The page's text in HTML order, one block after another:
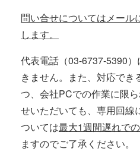
問い合せについてはメール
します。
代表電話（03-6737-5390
きません。また、対応でき
つ、会社PCでの作業に限
せいただいても、専用回線
ついては最大1週間遅れで
ますのでご了承ください。